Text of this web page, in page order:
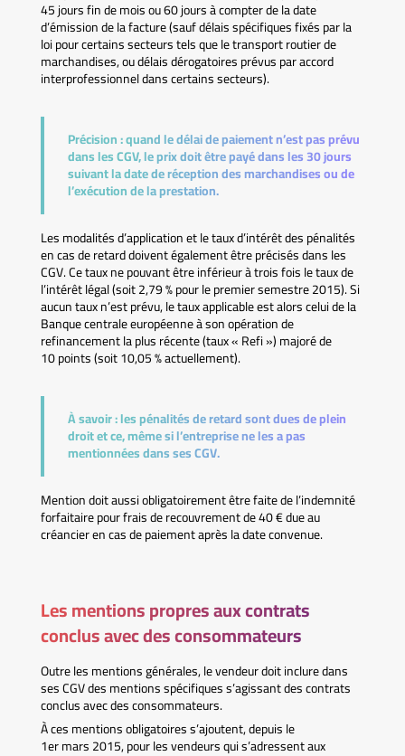
45 jours fin de mois ou 60 jours à compter de la date
d’émission de la facture (sauf délais spécifiques fixés par la
loi pour certains secteurs tels que le transport routier de
marchandises, ou délais dérogatoires prévus par accord
interprofessionnel dans certains secteurs).
Précision :quand le délai de paiement n’est pas prévu
dans les CGV, le prix doit être payé dans les 30 jours
suivant la date de réception des marchandises ou de
l’exécution de la prestation.
Les modalités d’application et le taux d’intérêt des pénalités
en cas de retard doivent également être précisés dans les
CGV. Ce taux ne pouvant être inférieur à trois fois le taux de
l’intérêt légal (soit 2,79 % pour le premier semestre 2015). Si
aucun taux n’est prévu, le taux applicable est alors celui de la
Banque centrale européenne à son opération de
refinancement la plus récente (taux « Refi ») majoré de
10 points (soit 10,05 % actuellement).
À savoir :les pénalités de retard sont dues de plein
droit et ce, même si l’entreprise ne les a pas
mentionnées dans ses CGV.
Mention doit aussi obligatoirement être faite de l’indemnité
forfaitaire pour frais de recouvrement de 40 € due au
créancier en cas de paiement après la date convenue.
Les mentions propres aux contrats
conclus avec des consommateurs
Outre les mentions générales, le vendeur doit inclure dans
ses CGV des mentions spécifiques s’agissant des contrats
conclus avec des consommateurs.
À ces mentions obligatoires s’ajoutent, depuis le
1er mars 2015, pour les vendeurs qui s’adressent aux